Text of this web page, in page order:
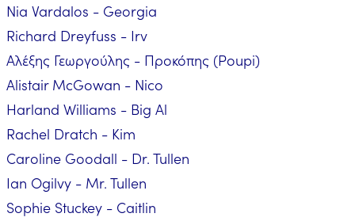
Nia Vardalos - Georgia
Richard Dreyfuss - Irv
Αλέξης Γεωργούλης - Προκόπης (Poupi)
Alistair McGowan - Nico
Harland Williams - Big Al
Rachel Dratch - Kim
Caroline Goodall - Dr. Tullen
Ian Ogilvy - Mr. Tullen
Sophie Stuckey - Caitlin